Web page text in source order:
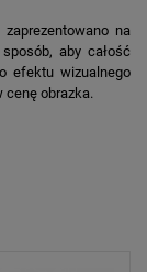
na
aby całość
efektu wizualnego
cenę obrazka.